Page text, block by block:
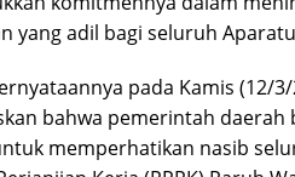
yang adil bagi seluruh
pada Kamis (12/
bahwa pemerintah
memperhatikan nasib